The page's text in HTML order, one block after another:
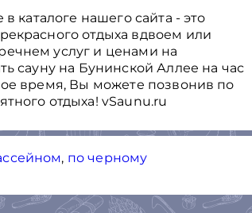
каталоге нашего сайта - это
отдыха вдвоем или
услуг и ценами на
сауну на Бунинской Аллее на час
время, Вы можете позвонив по
отдыха! vSaunu.ru
, по черному